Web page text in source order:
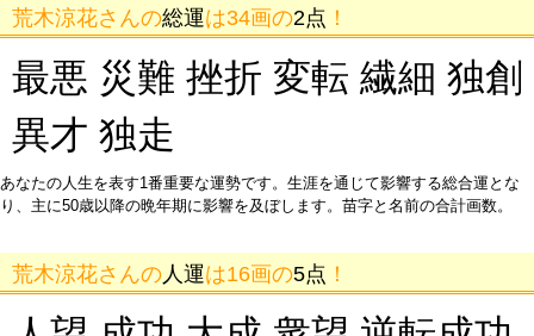
荒木涼花さんの総運は34画の2点 ！
最悪 災難 挫折 変転 繊細 独創
異才 独走
あなたの人生を表す1番重要な運勢です。生涯を通じて影響する総合運とな
り、主に50歳以降の晩年期に影響を及ぼします。苗字と名前の合計画数。
荒木涼花さんの 人運は16画の5点 ！